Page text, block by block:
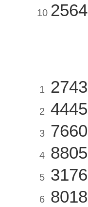
10 2564
1 2743
2 4445
3 7660
4 8805
5 3176
6 8018